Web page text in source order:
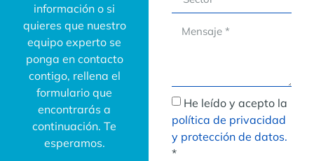
información o si
quieres que nuestro
equipo experto se
ponga en contacto
contigo, rellena el
formulario que
encontrarás a
continuación. Te
esperamos.
He leído y acepto la
política de privacidad
y protección de datos.
*